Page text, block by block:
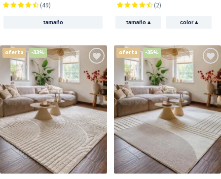
(49)
tamaño
(2)
tamaño ▴ color▴
oferta -33% oferta -35%